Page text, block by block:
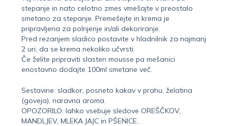
stepanje in nato celotno zmes vmešajte v preostalo
smetano za stepanje. Premešejte in krema je
pripravljena za polnjenje in/ali dekoriranje.
Pred rezanjem sladico postavite v hladnilnik za najmanj
2 uri, da se krema nekoliko učvrsti.
Če želite pripraviti slasten mousse pa mešanici
enostavno dodajte 100ml smetane več.
Sestavine: sladkor, posneto kakav v prahu, želatina
(goveja), naravna aroma.
OPOZORILO: lahko vsebuje sledove OREŠČKOV,
MANDLJEV, MLEKA JAJC in PŠENICE..